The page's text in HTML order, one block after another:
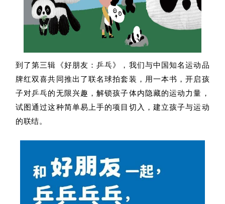
到了第三辑《好朋友：乒乓》， 我们与中国知名运动品
牌红双喜共同推出了联名球拍套装，用一本书，开启孩
子对乒乓的无限兴趣，解锁孩子体内隐藏的运动力量，
试图通过这种简单易上手的项目切入，建立孩子与运动
的联结。